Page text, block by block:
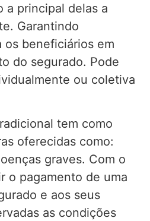
a principal delas a
Garantindo
os beneficiários em
do segurado. Pode
ou coletiva
tem como
oferecidas como:
graves. Com o
o pagamento de uma
e aos seus
as condições